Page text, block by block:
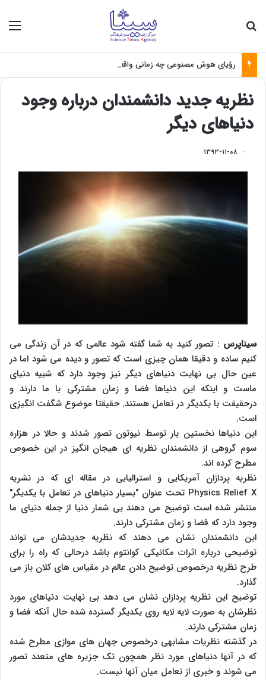
رؤیای هوش مصنوعی چه زمانی واقعی می‌شود؟
نظریه جدید دانشمندان درباره وجود
دنیاهای دیگر
۱۳۹۳-۱۱-۰۸
سیناپرس : تصور کنید به شما گفته شود عالمی که در آن زندگی می
کنیم ساده و دقیقا همان چیزی است که تصور و دیده می شود اما در
عین حال بی نهایت دنیاهای دیگر نیز وجود دارد که شبیه دنیای
ماست و اینکه این دنیاها فضا و زمان مشترکی با ما دارند و
درحقیقت با یکدیگر در تعامل هستند. حقیقتا موضوع شگفت انگیزی
است.
این دنیاها نخستین بار توسط نیوتون تصور شدند و حالا در هزاره
سوم گروهی از دانشمندان نظریه ای هیجان انگیز در این خصوص
مطرح کرده اند.
نظریه پردازان آمریکایی و استرالیایی در مقاله ای که در نشریه
Physics Relief X تحت عنوان "بسیار دنیاهای در تعامل با یکدیگر"
منتشر شده است توضیح می دهند بی شمار دنیا از جمله دنیای ما
وجود دارد که فضا و زمان مشترکی دارند.
این دانشمندان نشان می دهند که نظریه جدیدشان می تواند
توضیحی درباره اثرات مکانیکی کوانتوم باشد درحالی که راه را برای
طرح نظریه درخصوص توضیح دادن عالم در مقیاس های کلان باز می
گذارد.
توضیح این نظریه پردازان نشان می دهد بی نهایت دنیاهای مورد
نظرشان به صورت لایه لایه روی یکدیگر گسترده شده حال آنکه فضا و
زمان مشترکی دارند.
در گذشته نظریات مشابهی درخصوص جهان های موازی مطرح شده
که در آنها دنیاهای مورد نظر همچون تک جزیره های متعدد تصور
می شوند و خبری از تعامل میان آنها نیست.